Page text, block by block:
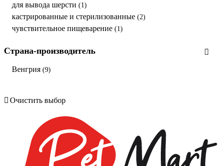
для вывода шерсти (1)
кастрированные и стерилизованные (2)
чувствительное пищеварение (1)
Страна-производитель
Венгрия (9)
Очистить выбор